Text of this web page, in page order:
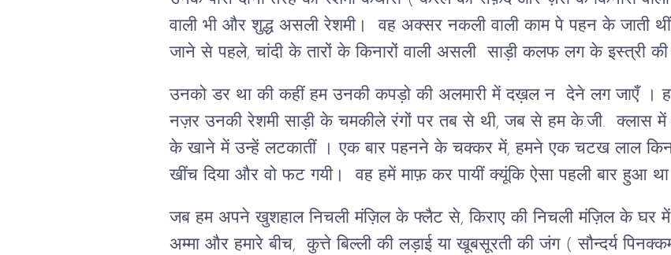
वाली भी और शुद्ध असली रेशमी। वह अक्सर नकली वाली काम पे पहन के जाती
जाने से पहले, चांदी के तारों के किनारों वाली असली साड़ी कलफ लग के इस्त्री
उनको डर था की कहीं हम उनकी कपड़ो की अलमारी में दख़ल न देने लग जाएँ ।
नज़र उनकी रेशमी साड़ी के चमकीले रंगों पर तब से थी, जब से हम के.जी. क्लास
के खाने में उन्हें लटकातीं । एक बार पहनने के चक्कर में, हमने एक चटख लाल
खींच दिया और वो फट गयी। वह हमें माफ़ कर पायीं क्यूंकि ऐसा पहली बार हुआ
जब हम अपने खुशहाल निचली मंज़िल के फ्लैट से, किराए की निचली मंज़िल के घर में
अम्मा और हमारे बीच, कुत्ते बिल्ली की लड़ाई या खूबसूरती की जंग ( सौन्दर्य